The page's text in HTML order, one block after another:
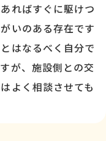
ればすぐに駆けつ
いのある存在です
はなるべく自分で
が、施設側との交
よく相談させても